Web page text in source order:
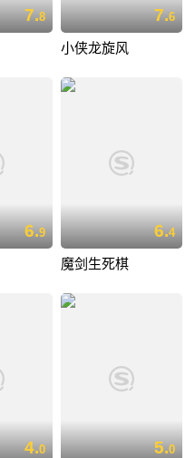
7.8 7.6
小侠龙旋风
6.9 6.4
魔剑生死棋
4.0 5.0